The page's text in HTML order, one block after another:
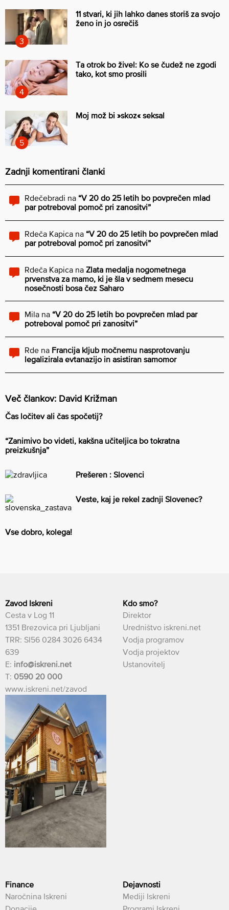
11 stvari, ki jih lahko danes storiš za svojo
ženo in jo osrečiš
Ta otrok bo živel: Ko se čudež ne zgodi
tako, kot smo prosili
Moj mož bi »skoz« seksal
Zadnji komentirani članki
Rdečebradi na “V 20 do 25 letih bo povprečen mlad
par potreboval pomoč pri zanositvi”
Rdeča Kapica na “V 20 do 25 letih bo povprečen mlad
par potreboval pomoč pri zanositvi”
Rdeča Kapica na Zlata medalja nogometnega
prvenstva za mamo, ki je šla v sedmem mesecu
nosečnosti bosa čez Saharo
Mila na “V 20 do 25 letih bo povprečen mlad par
potreboval pomoč pri zanositvi”
Rde na Francija kljub močnemu nasprotovanju
legalizirala evtanazijo in asistiran samomor
Več člankov: David Križman
Čas ločitev ali čas spočetij?
“Zanimivo bo videti, kakšna učiteljica bo tokratna
preizkušnja”
Prešeren : Slovenci
Veste, kaj je rekel zadnji Slovenec?
Vse dobro, kolega!
Zavod Iskreni
Cesta v Log 11
1351 Brezovica pri Ljubljani
TRR: SI56 0284 3026 6434
639
E: info@iskreni.net
T: 0590 20 000
www.iskreni.net/zavod
Kdo smo?
Direktor
Uredništvo iskreni.net
Vodja programov
Vodja projektov
Ustanovitelj
Finance
Naročnina Iskreni
Dejavnosti
Mediji Iskreni